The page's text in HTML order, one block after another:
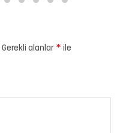
Gerekli alanlar * ile